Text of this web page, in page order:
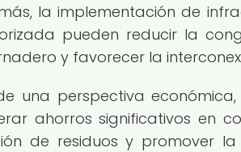
la implementación de
pueden reducir la
y favorecer la
una perspectiva
ahorros significativos en
de residuos y promover